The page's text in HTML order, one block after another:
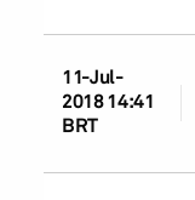
11-Jul-
2018 14:41
BRT